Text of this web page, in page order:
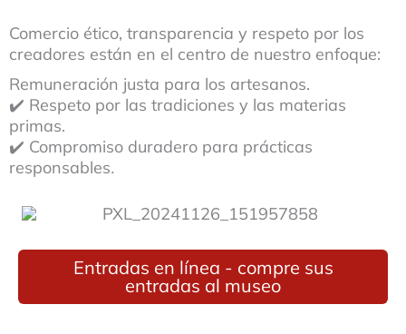
Comercio ético, transparencia y respeto por los
creadores están en el centro de nuestro enfoque:
Remuneración justa para los artesanos.
✔️ Respeto por las tradiciones y las materias
primas.
✔️ Compromiso duradero para prácticas
responsables.
Entradas en línea - compre sus
entradas al museo